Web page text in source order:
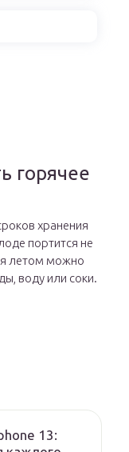
горячее
хранения
портится не
летом можно
воду или соки.
13: